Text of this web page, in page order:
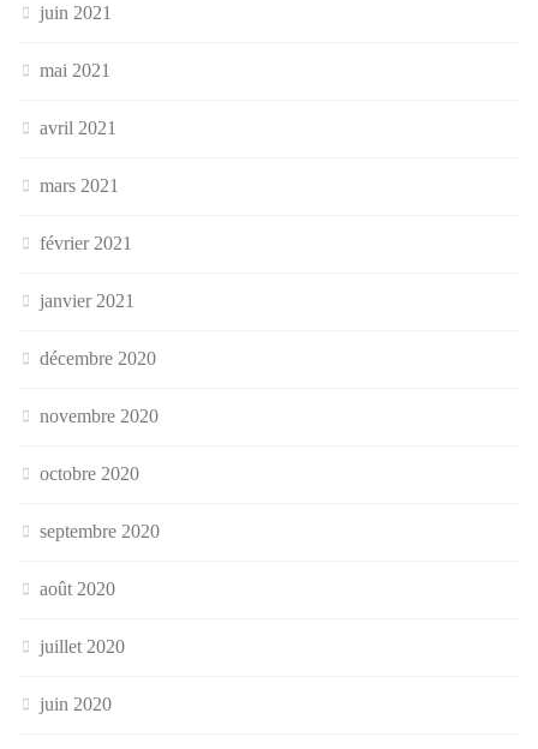
juin 2021
mai 2021
avril 2021
mars 2021
février 2021
janvier 2021
décembre 2020
novembre 2020
octobre 2020
septembre 2020
août 2020
juillet 2020
juin 2020